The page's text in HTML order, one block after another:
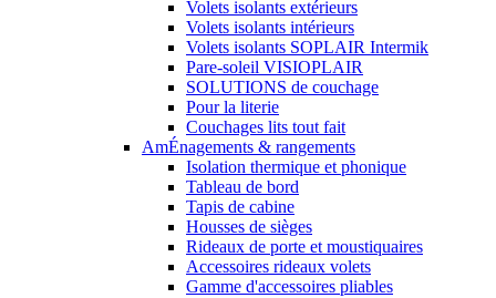
Volets isolants extérieurs
Volets isolants intérieurs
Volets isolants SOPLAIR Intermik
Pare-soleil VISIOPLAIR
SOLUTIONS de couchage
Pour la literie
Couchages lits tout fait
AmÉnagements & rangements
Isolation thermique et phonique
Tableau de bord
Tapis de cabine
Housses de sièges
Rideaux de porte et moustiquaires
Accessoires rideaux volets
Gamme d'accessoires pliables